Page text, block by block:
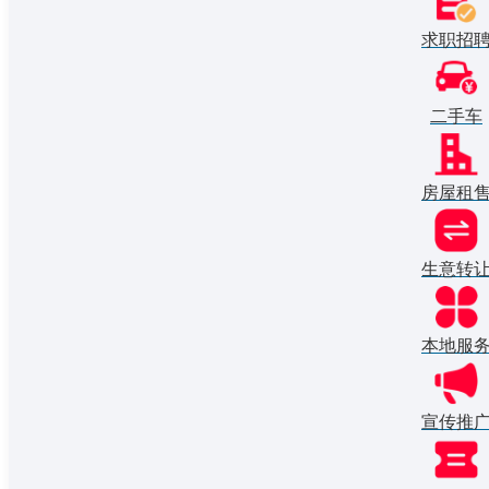
求职招
二手车
房屋租售
生意转让
本地服务
宣传推